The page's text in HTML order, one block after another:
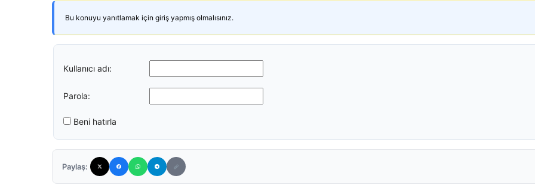
Bu konuyu yanıtlamak için giriş yapmış olmalısınız.
Kullanıcı adı:
Parola:
Beni hatırla
Paylaş: